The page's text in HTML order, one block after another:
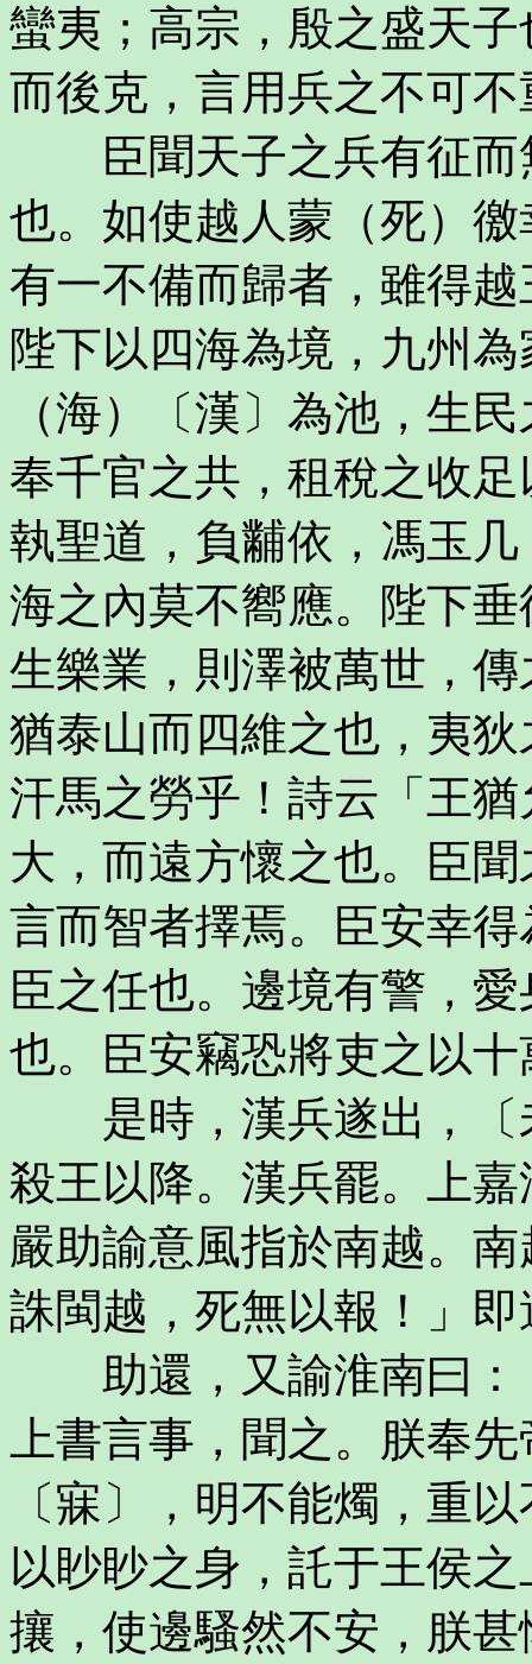
蠻夷；高宗，殷之盛天
而後克，言用兵之不可不
臣聞天子之兵有征而
也。如使越人蒙（死）
有一不備而歸者，雖得
陛下以四海為境，九州
（海）〔漢〕為池，生
奉千官之共，租稅之收
執聖道，負黼依，馮玉
海之內莫不嚮應。陛下
生樂業，則澤被萬世，
猶泰山而四維之也，夷
汗馬之勞乎！詩云「王
大，而遠方懷之也。臣
言而智者擇焉。臣安幸
臣之任也。邊境有警，
也。臣安竊恐將吏之以
是時，漢兵遂出，〔
殺王以降。漢兵罷。上
嚴助諭意風指於南越。
誅閩越，死無以報！」
助還，又諭淮南曰：
上書言事，聞之。朕奉
〔寐〕，明不能燭，重
以眇眇之身，託于王侯
攘，使邊騷然不安，朕